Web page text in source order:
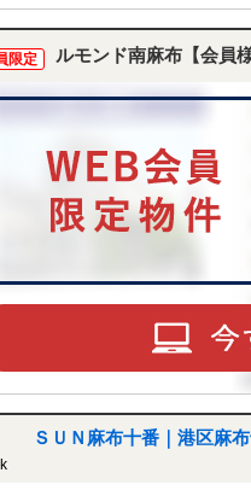
限定 ルモンド南麻布【会員
ＳＵＮ麻布十番｜港区麻